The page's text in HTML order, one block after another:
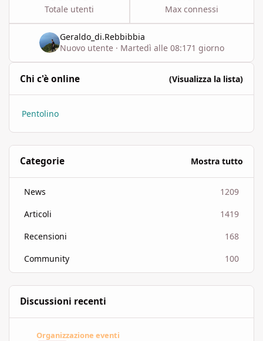
Totale utenti Max connessi
Geraldo_di.Rebbibbia
Nuovo utente · Martedì alle 08:171 giorno
Chi c'è online (Visualizza la lista)
Pentolino
Categorie Mostra tutto
News
1209
Articoli
1419
Recensioni
168
Community
100
Discussioni recenti
Organizzazione eventi